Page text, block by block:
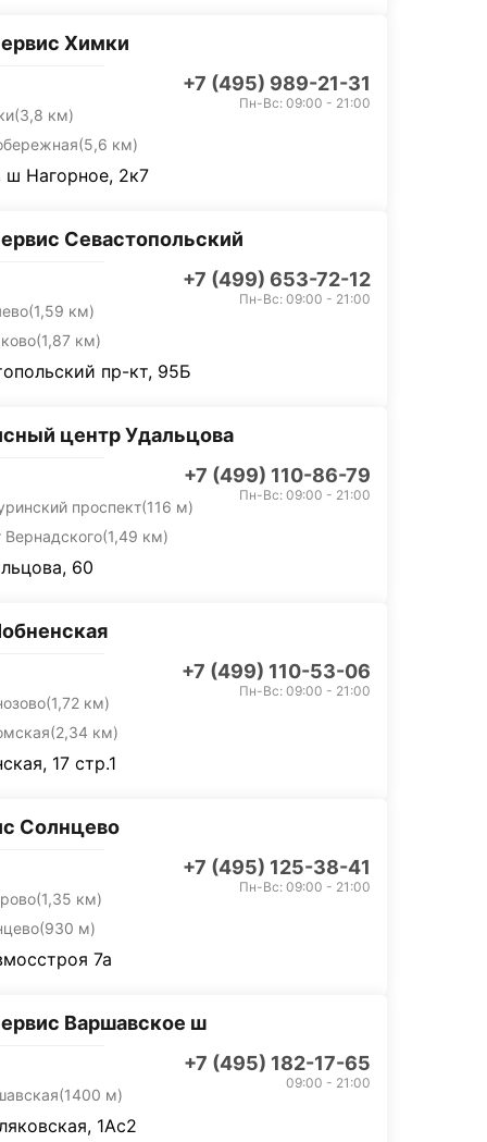
Химки
+7 (495) 989-21-31
(3,8 км)
(5,6 км)
Пн-Вс: 09:00 - 21:00
ш Нагорное, 2к7
Севастопольский
+7 (499) 653-72-12
(1,59 км)
(1,87 км)
Пн-Вс: 09:00 - 21:00
пр-кт, 95Б
центр Удальцова
+7 (499) 110-86-79
проспект(116 м)
(1,49 км)
Пн-Вс: 09:00 - 21:00
60
+7 (499) 110-53-06
(1,72 км)
(2,34 км)
Пн-Вс: 09:00 - 21:00
17 стр.1
Солнцево
+7 (495) 125-38-41
(1,35 км)
(930 м)
Пн-Вс: 09:00 - 21:00
7а
Варшавское ш
+7 (495) 182-17-65
(1400 м)
09:00 - 21:00
1Ас2